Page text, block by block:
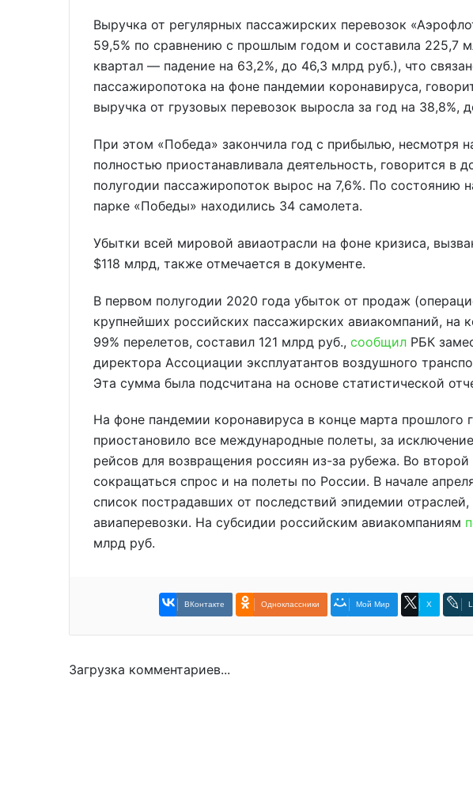
Выручка от регулярных пассажирских перевозок
59,5% по сравнению с прошлым годом и составила 225,7
квартал — падение на 63,2%, до 46,3 млрд руб.), что
пассажиропотока на фоне пандемии коронавируса,
выручка от грузовых перевозок выросла за год на 38,8%,
При этом «Победа» закончила год с прибылью, несмотря
полностью приостанавливала деятельность, говорится в
полугодии пассажиропоток вырос на 7,6%. По состоянию
парке «Победы» находились 34 самолета.
Убытки всей мировой авиаотрасли на фоне кризиса,
$118 млрд, также отмечается в документе.
В первом полугодии 2020 года убыток от продаж
крупнейших российских пассажирских авиакомпаний, на
99% перелетов, составил 121 млрд руб., сообщил РБК
директора Ассоциации эксплуатантов воздушного
Эта сумма была подсчитана на основе статистической
На фоне пандемии коронавируса в конце марта прошлого
приостановило все международные полеты, за
рейсов для возвращения россиян из-за рубежа. Во
сокращаться спрос и на полеты по России. В начале
список пострадавших от последствий эпидемии
авиаперевозки. На субсидии российским авиакомпаниям
млрд руб.
ВКонтакте Одноклассники Мой Мир X
Загрузка комментариев...